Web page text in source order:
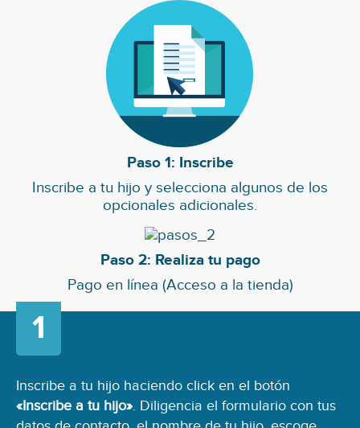
Paso 1: Inscribe
Inscribe a tu hijo y selecciona algunos de los
opcionales adicionales.
Paso 2: Realiza tu pago
Pago en línea (Acceso a la tienda)
Inscribe a tu hijo haciendo click en el botón
«Inscribe a tu hijo». Diligencia el formulario con tus